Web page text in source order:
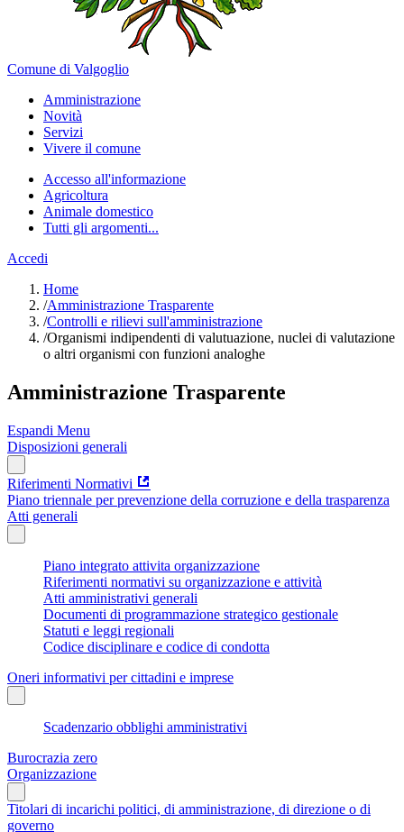
Comune di Valgoglio
Amministrazione
Novità
Servizi
Vivere il comune
Accesso all'informazione
Agricoltura
Animale domestico
Tutti gli argomenti...
Accedi
Home
/Amministrazione Trasparente
/Controlli e rilievi sull'amministrazione
/Organismi indipendenti di valutuazione, nuclei di valutazione
o altri organismi con funzioni analoghe
Amministrazione Trasparente
Espandi Menu
Disposizioni generali
Riferimenti Normativi
Piano triennale per prevenzione della corruzione e della trasparenza
Atti generali
Piano integrato attivita organizzazione
Riferimenti normativi su organizzazione e attività
Atti amministrativi generali
Documenti di programmazione strategico gestionale
Statuti e leggi regionali
Codice disciplinare e codice di condotta
Oneri informativi per cittadini e imprese
Scadenzario obblighi amministrativi
Burocrazia zero
Organizzazione
Titolari di incarichi politici, di amministrazione, di direzione o di
governo